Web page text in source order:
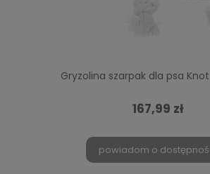
Gryzolina szarpak dla psa
167,99 zł
powiadom o